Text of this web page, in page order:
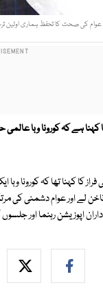
عوام کی صحت کا تحفظ ہماری اولین
کہنا ہے کہ کورونا وبا
کا کہنا تھا کہ
لے اور عوام دشمنی کی
اپوزیشن رہنما اور